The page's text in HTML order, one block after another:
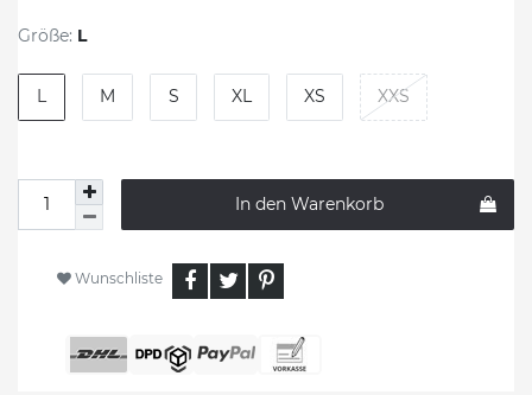
Größe: L
L M S XL XS XXS
In den Warenkorb
Wunschliste